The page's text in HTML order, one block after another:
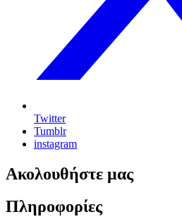
Twitter
Tumblr
instagram
Ακολουθήστε μας
Πληροφορίες